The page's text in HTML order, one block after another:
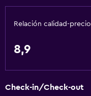
Tina de baño
Relación calidad-precio
8,9
Check-in/Check-out